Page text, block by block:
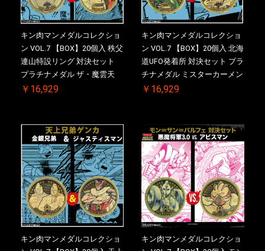
キン肉マンメダルコレクショ
ン VOL.7 【BOX】20個入 秩父
連山特設リング 対決セット
プラチナメダル ザ・魔雲天
VS. テリーマン 3.0 ケース付
注分】2026/10/30 一斉出荷予
￥16,929
キン肉マンメダルコレクショ
ン VOL.7 【BOX】20個入 北海
道UFO発着所 対決セット プラ
チナメダル ミスターカーメン
VS. ブロッケン Jr. 2.0 ケース
【二次受注分】2026/10/30 一
斉出荷予定
￥16,929
キン肉マンメダルコレクショ
キン肉マンメダルコレクショ